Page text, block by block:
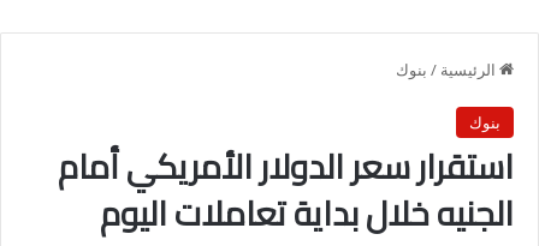
الرئيسية / بنوك
بنوك
استقرار سعر الدولار الأمريكي أمام
الجنيه خلال بداية تعاملات اليوم